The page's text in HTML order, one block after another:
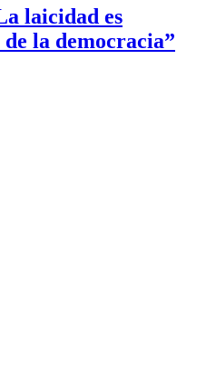
laicidad es
la democracia”